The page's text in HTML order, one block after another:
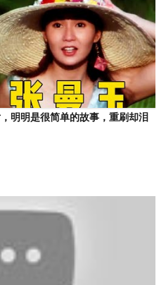
明明是很简单的故事，重刷却泪